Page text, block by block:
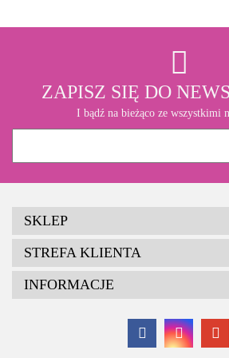
ZAPISZ SIĘ DO
I bądź na bieżąco ze wszystkimi
SKLEP
STREFA KLIENTA
INFORMACJE